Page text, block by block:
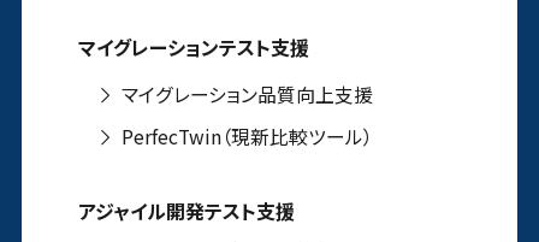
マイグレーションテスト支援
マイグレーション品質向上支援
PerfecTwin（現新比較ツール）
アジャイル開発テスト支援